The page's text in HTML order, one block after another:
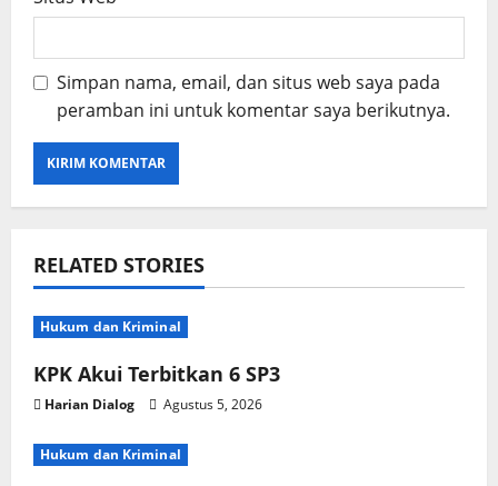
Simpan nama, email, dan situs web saya pada
peramban ini untuk komentar saya berikutnya.
RELATED STORIES
Hukum dan Kriminal
KPK Akui Terbitkan 6 SP3
Harian Dialog Agustus 5, 2026
Hukum dan Kriminal